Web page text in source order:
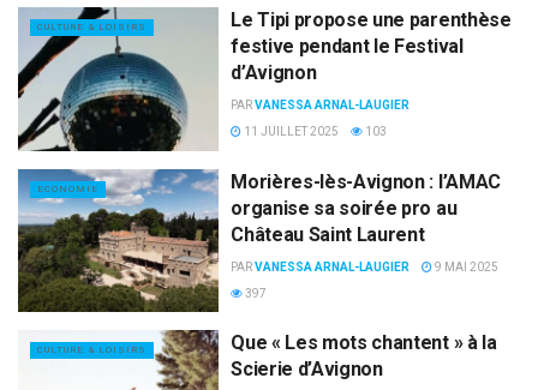
CULTURE & LOISIRS
Le Tipi propose une parenthèse
festive pendant le Festival
d’Avignon
PARVANESSA ARNAL-LAUGIER
11 JUILLET 2025
103
ECONOMIE
Morières-lès-Avignon : l’AMAC
organise sa soirée pro au
Château Saint Laurent
PARVANESSA ARNAL-LAUGIER
9 MAI 2025
397
CULTURE & LOISIRS
Que « Les mots chantent » à la
Scierie d’Avignon